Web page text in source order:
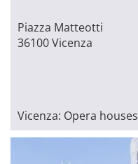
Piazza Matteotti
36100 Vicenza
Vicenza: Opera houses